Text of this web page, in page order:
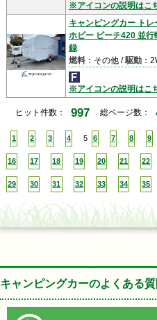
※アイコンの説明はこ
キャンピングカー トレ
ホビー ビーチ420 並行
録
燃料：その他 /駆動：
※アイコンの説明はこ
ヒット件数： 997 総ページ数：
1 2 3 4 5 6 7 8 9
16 17 18 19 20 21 22
29 30 31 32 33 34 35
キャンピングカーのよくある質